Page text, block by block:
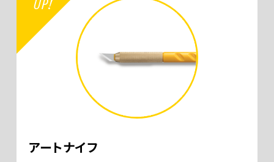
アートナイフ